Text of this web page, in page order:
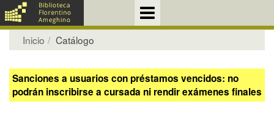
Inicio Catálogo
Sanciones a usuarios con préstamos vencidos: no
podrán inscribirse a cursada ni rendir exámenes finales